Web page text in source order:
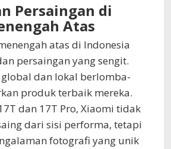
Persaingan di
Atas
atas di Indonesia
persaingan yang sengit.
dan lokal berlomba-
produk terbaik mereka.
dan 17T Pro, Xiaomi tidak
dari sisi performa, tetapi
fotografi yang unik